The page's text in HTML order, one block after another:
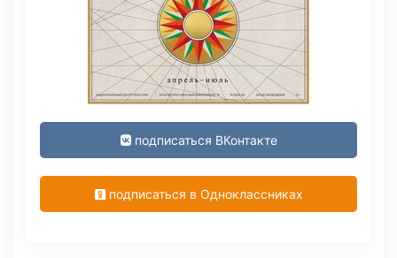
подписаться ВКонтакте
подписаться в Одноклассниках